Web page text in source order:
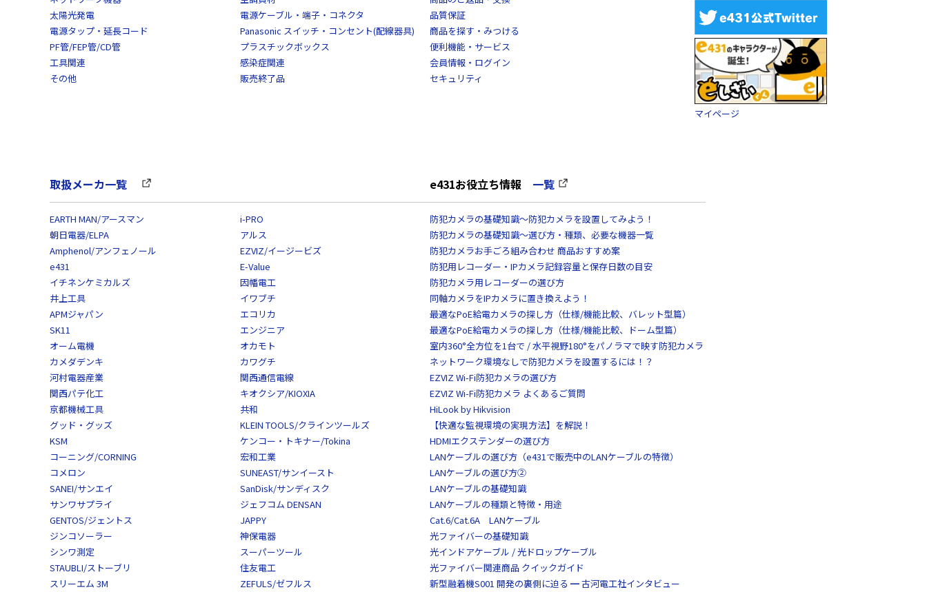
太陽光発電
電源ケーブル・端子・コネクタ
電源タップ・延長コード
Panasonic スイッチ・コンセント(配線器具)
PF管/FEP管/CD管
プラスチックボックス
工具関連
感染症関連
その他
販売終了品
品質保証
商品を探す・みつける
便利機能・サービス
会員情報・ログイン
セキュリティ
マイページ
取扱メーカ一覧
EARTH MAN/アースマン
i-PRO
朝日電器/ELPA
アルス
Amphenol/アンフェノール
EZVIZ/イージービズ
e431
E-Value
イチネンケミカルズ
因幡電工
井上工具
イワブチ
APMジャパン
エコリカ
SK11
エンジニア
オーム電機
オカモト
カメダデンキ
カワグチ
河村電器産業
関西通信電線
関西パテ化工
キオクシア/KIOXIA
京都機械工具
共和
グッド・グッズ
KLEIN TOOLS/クラインツールズ
KSM
ケンコー・トキナー/Tokina
コーニング/CORNING
宏和工業
コメロン
SUNEAST/サンイースト
SANEI/サンエイ
SanDisk/サンディスク
サンワサプライ
ジェフコム DENSAN
GENTOS/ジェントス
JAPPY
ジンコソーラー
神保電器
シンワ測定
スーパーツール
STAUBLI/ストーブリ
住友電工
スリーエム 3M
ZEFULS/ゼフルス
e431お役立ち情報 一覧
防犯カメラの基礎知識～防犯カメラを設置してみよう！
防犯カメラの基礎知識～選び方・種類、必要な機器一覧
防犯カメラお手ごろ組み合わせ 商品おすすめ案
防犯用レコーダー・IPカメラ記録容量と保存日数の目安
防犯カメラ用レコーダーの選び方
同軸カメラをIPカメラに置き換えよう！
最適なPoE給電カメラの探し方（仕様/機能比較、バレット型篇）
最適なPoE給電カメラの探し方（仕様/機能比較、ドーム型篇）
室内360°全方位を1台で / 水平視野180°をパノラマで映す防犯カメラ
ネットワーク環境なしで防犯カメラを設置するには！？
EZVIZ Wi-Fi防犯カメラの選び方
EZVIZ Wi-Fi防犯カメラ よくあるご質問
HiLook by Hikvision
【快適な監視環境の実現方法】を解説！
HDMIエクステンダーの選び方
LANケーブルの選び方（e431で販売中のLANケーブルの特徴）
LANケーブルの選び方②
LANケーブルの基礎知識
LANケーブルの種類と特徴・用途
Cat.6/Cat.6A LANケーブル
光ファイバーの基礎知識
光インドアケーブル / 光ドロップケーブル
光ファイバー関連商品 クイックガイド
新型融着機S001 開発の裏側に迫る ━ 古河電工社インタビュー